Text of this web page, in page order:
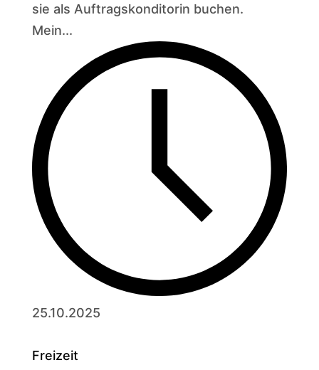
sie als Auftragskonditorin buchen.
Mein...
25.10.2025
Freizeit